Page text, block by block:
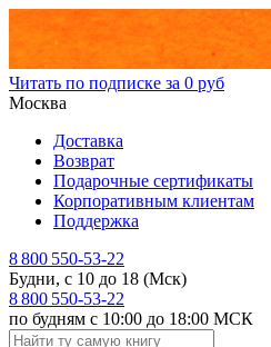
Читать по подписке за 0 руб
Москва
Доставка
Возврат
Подарочные сертификаты
Корпоративным клиентам
Поддержка
8 800 550-53-22
Будни, с 10 до 18 (Мск)
8 800 550-53-22
по будням с 10:00 до 18:00 МСК